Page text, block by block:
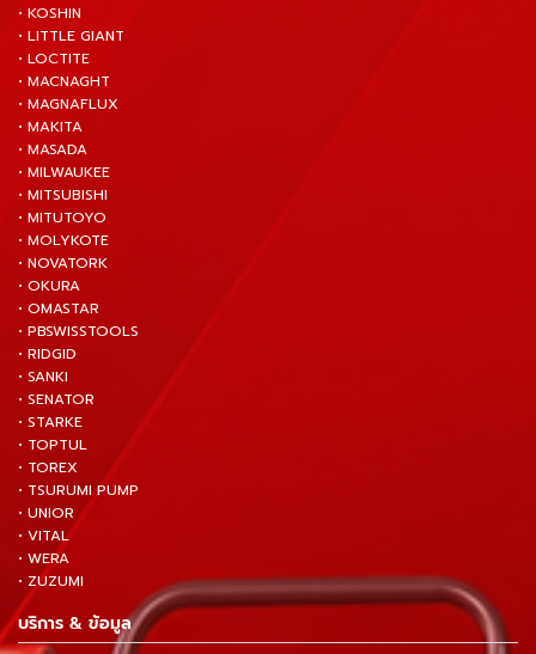
• KOSHIN
• LITTLE GIANT
• LOCTITE
• MACNAGHT
• MAGNAFLUX
• MAKITA
• MASADA
• MILWAUKEE
• MITSUBISHI
• MITUTOYO
• MOLYKOTE
• NOVATORK
• OKURA
• OMASTAR
• PBSWISSTOOLS
• RIDGID
• SANKI
• SENATOR
• STARKE
• TOPTUL
• TOREX
• TSURUMI PUMP
• UNIOR
• VITAL
• WERA
• ZUZUMI
บริการ & ข้อมูล